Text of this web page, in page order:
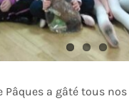
Pâques a gâté tous nos